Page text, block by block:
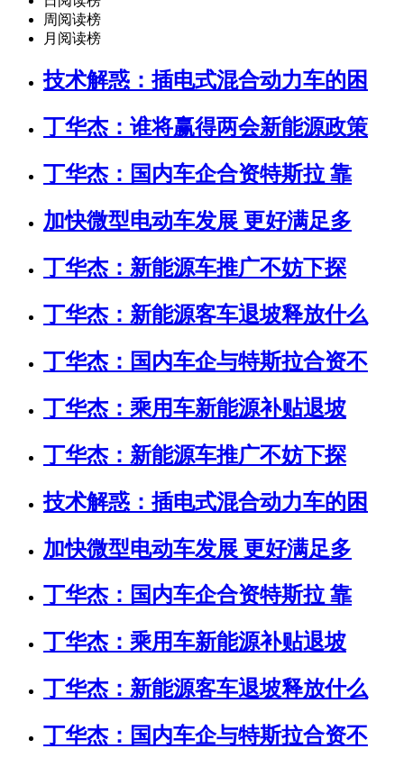
周阅读榜
月阅读榜
技术解惑：插电式混合动力车的困
丁华杰：谁将赢得两会新能源政策
丁华杰：国内车企合资特斯拉 靠
加快微型电动车发展 更好满足多
丁华杰：新能源车推广不妨下探
丁华杰：新能源客车退坡释放什么
丁华杰：国内车企与特斯拉合资不
丁华杰：乘用车新能源补贴退坡
丁华杰：新能源车推广不妨下探
技术解惑：插电式混合动力车的困
加快微型电动车发展 更好满足多
丁华杰：国内车企合资特斯拉 靠
丁华杰：乘用车新能源补贴退坡
丁华杰：新能源客车退坡释放什么
丁华杰：国内车企与特斯拉合资不